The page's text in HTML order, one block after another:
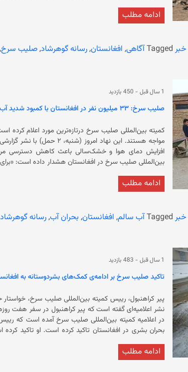
اعضای بدن‌شان را از دست
ادامه مطلب
خبر Taggedآگاهی, افغانستان,رسانه گوهرشاد,صلیب سرخ,
1 سال قبل - 450 بازدید
صلیب سرخ: ۳۳ میلیون نفر در افغانستان با کمبود شدید آب مواجه‌اند
مواجه هستند. این نهاد
بین‌‌المللی صلیب سرخ در افغانستان هشدار داده است:
می‌گذارد. همچنین ورونیکو وبر اویدو پینتو، رییس
ادامه مطلب
خبر Taggedآب سالم, افغانستان, بحران آب,رسانه گوهرشاد
1 سال قبل - 483 بازدید
تاکید صلیب سرخ بر ادامه‌ی کمک‌های بشردوستانه به
نشر اعلامیه‌ای گفته است که پیر کراهنبول در سفر هفت
در اعلامیه کمیته‌ بین‌المللی صلیب سرخ آمده است که
بحران بشری در
ترمپ، رییس جمهور آمریکا، بلافاصله پس از ورود به کاخ
ادامه مطلب